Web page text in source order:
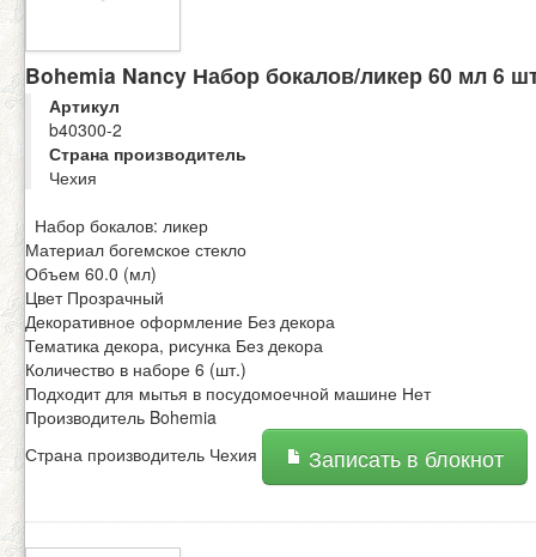
Bohemia Nancy Набор бокалов/ликер 60 мл 6
Артикул
b40300-2
Страна производитель
Чехия
Набор бокалов: ликер
Материал богемское стекло
Объем 60.0 (мл)
Цвет Прозрачный
Декоративное оформление Без декора
Тематика декора, рисунка Без декора
Количество в наборе 6 (шт.)
Подходит для мытья в посудомоечной машине Нет
Производитель Bohemia
Страна производитель Чехия
Записать в блокнот